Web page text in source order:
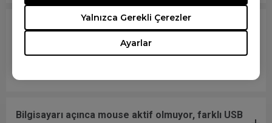
Ayarlar
Yalnızca Gerekli Çerezler
Orta mouse tuşu (tekerlek) Windows'ta
çalışmıyor ancak tıklama normal ve gevşeklik
yok. Bu sorun Windows'tan, donanımdan ya da
Bilgisayarı açınca mouse aktif olmuyor, farklı USB